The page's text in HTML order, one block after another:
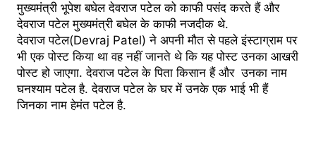
मुख्यमंत्री भूपेश बघेल देवराज पटेल को काफी पसंद करते हैं और
देवराज पटेल मुख्यमंत्री बघेल के काफी नजदीक थे.
देवराज पटेल(Devraj Patel) ने अपनी मौत से पहले इंस्टाग्राम पर
भी एक पोस्ट किया था वह नहीं जानते थे कि यह पोस्ट उनका आखरी
पोस्ट हो जाएगा. देवराज पटेल के पिता किसान हैं और उनका नाम
घनश्याम पटेल है. देवराज पटेल के घर में उनके एक भाई भी हैं
जिनका नाम हेमंत पटेल है.